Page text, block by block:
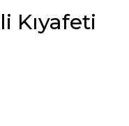
Kıyafeti